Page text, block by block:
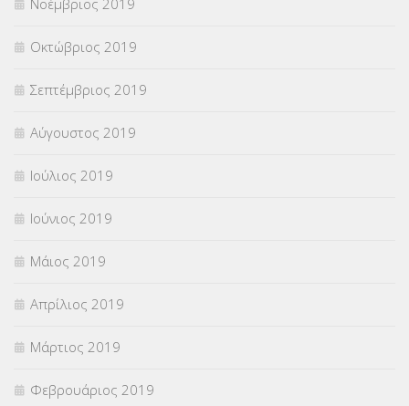
Οκτώβριος 2019
Σεπτέμβριος 2019
Αύγουστος 2019
Ιούλιος 2019
Ιούνιος 2019
Μάιος 2019
Απρίλιος 2019
Μάρτιος 2019
Φεβρουάριος 2019